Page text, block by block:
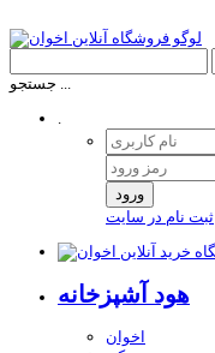
جستجو ...
.
ورود
ثبت نام در سایت
هود آشپزخانه
اخوان